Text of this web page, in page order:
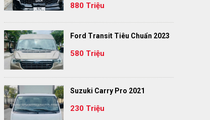
880 Triệu
Ford Transit Tiêu Chuẩn 2023
580 Triệu
Suzuki Carry Pro 2021
230 Triệu